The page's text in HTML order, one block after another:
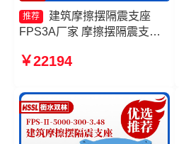
推荐
建筑摩擦摆隔震支座
FPS3A厂家 摩擦摆隔震支座
家 摩擦隔震支座源头工厂 建
钱
￥22194